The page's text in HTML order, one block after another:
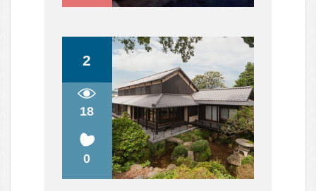
ガルバリウム鋼板使いが巧み！表情
豊かな外観5選
リノベーションにはドラマがある。
ストーリーを感じる空間デザイン。